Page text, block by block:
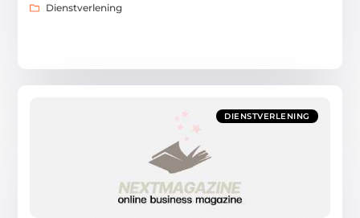
Dienstverlening
DIENSTVERLENING